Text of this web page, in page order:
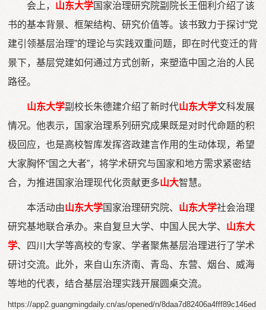
会上， 山东大学国家治理研究院副院长王佃利介绍了该
书的基本背景、框架结构、研究价值等。该书致力于探讨“党
建引领基层治理”的理论与实践双重问题，即在时代变迁的背
景下，基层党建如何通过方式创新，来塑造中国之治的人民
路径。
山东大学副校长朱德建介绍了新时代山东大学文科发展
情况。他表示，国家治理系列研究成果既是对时代命题的积
极回应，也是高校智库发挥咨政建言作用的生动体现，希望
大家胸怀“国之大者”，将学术研究与国家和地方需求紧密结
合，为推进国家治理现代化贡献更多山大智慧。
本活动由山东大学国家治理研究院、 山东大学社会治理
研究基地联合承办。来自复旦大学、中国人民大学、 山东大
学、四川大学等高校的专家、学者聚焦基层治理进行了学术
研讨交流。此外，来自山东济南、青岛、东营、烟台、威海
等地的代表，结合基层治理实践开展圆桌交流。
https://app2.guangmingdaily.cn/as/opened/n/8daa7d82406a4fff89c146ed